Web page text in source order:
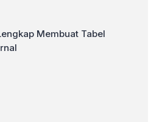
Membuat Tabel